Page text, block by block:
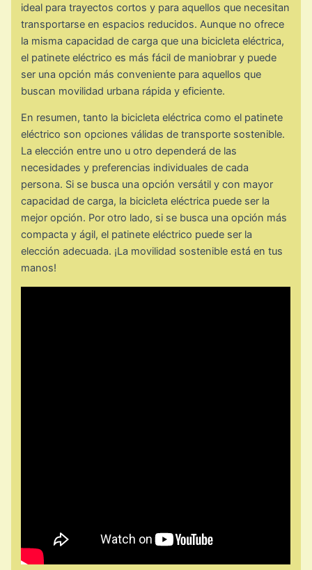
ideal para trayectos cortos y para aquellos que necesitan
transportarse en espacios reducidos. Aunque no ofrece
la misma capacidad de carga que una bicicleta eléctrica,
el patinete eléctrico es más fácil de maniobrar y puede
ser una opción más conveniente para aquellos que
buscan movilidad urbana rápida y eficiente.
En resumen, tanto la bicicleta eléctrica como el patinete
eléctrico son opciones válidas de transporte sostenible.
La elección entre uno u otro dependerá de las
necesidades y preferencias individuales de cada
persona. Si se busca una opción versátil y con mayor
capacidad de carga, la bicicleta eléctrica puede ser la
mejor opción. Por otro lado, si se busca una opción más
compacta y ágil, el patinete eléctrico puede ser la
elección adecuada. ¡La movilidad sostenible está en tus
manos!